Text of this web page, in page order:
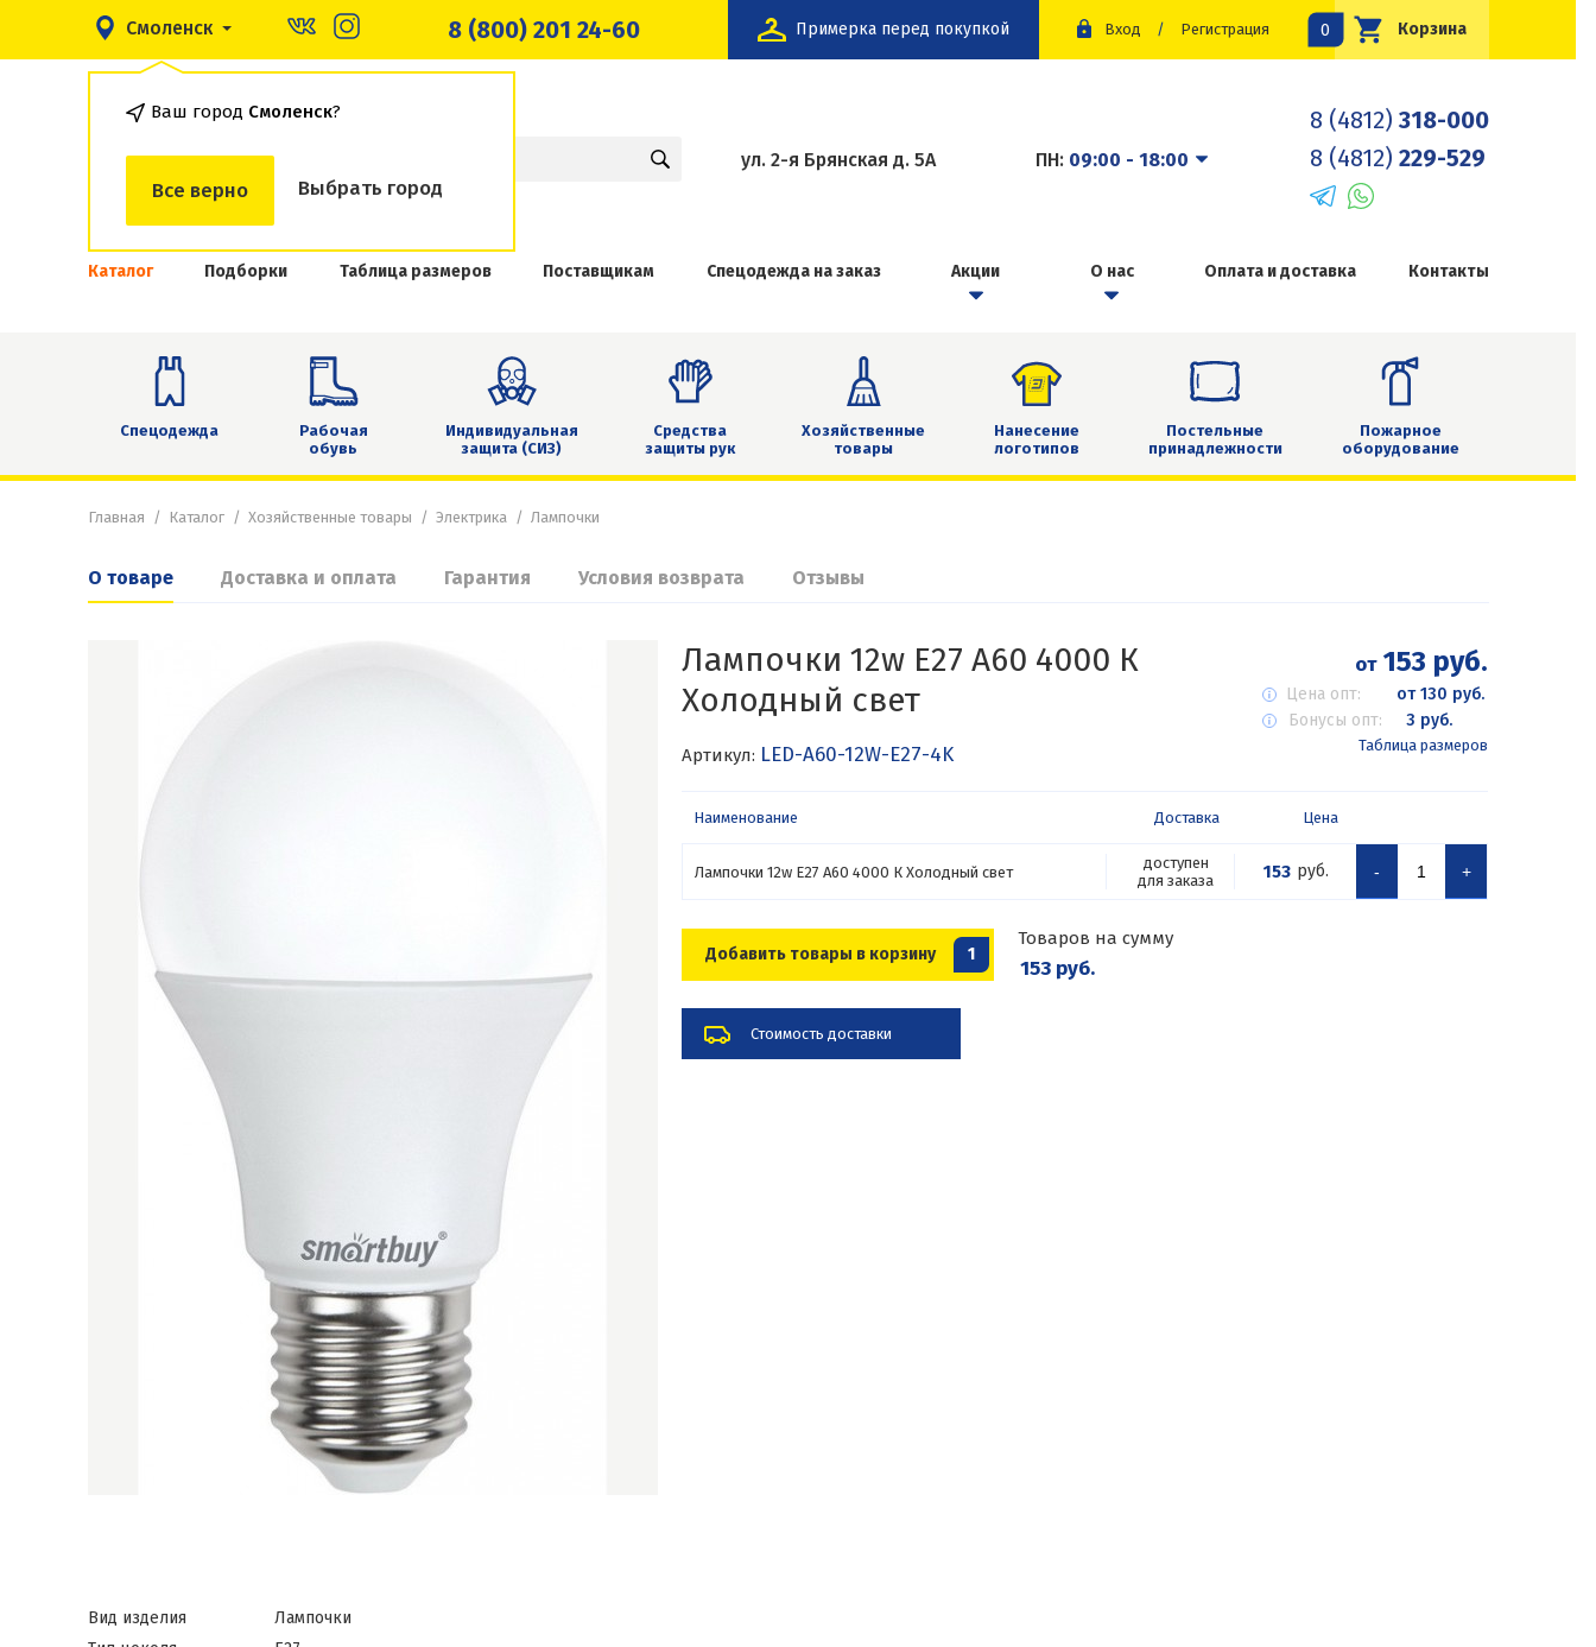
Смоленск
Ваш город Смоленск?
Все верно Выбрать город
8 (800) 201 24-60 Примерка перед покупкой Вход / Регистрация Корзина
0
ул. 2-я Брянская д. 5А ПН: 09:00 - 18:00
8 (4812) 318-000
8 (4812) 229-529
Каталог Подборки Таблица размеров Поставщикам Спецодежда на заказ Акции О нас Оплата и доставка Контакты
Спецодежда
Рабочая
обувь
Индивидуальная
защита (СИЗ)
Средства
защиты рук
Хозяйственные
товары
Нанесение
логотипов
Постельные
принадлежности
Пожарное
оборудование
Главная Каталог Хозяйственные товары Электрика Лампочки
О товаре Доставка и оплата Гарантия Условия возврата Отзывы
Лампочки 12w E27 A60 4000 К
Холодный свет
Артикул: LED-A60-12W-E27-4K
от153 руб.
Цена опт:
от 130 руб.
Бонусы опт:
3 руб.
Таблица размеров
Наименование Доставка Цена
Лампочки 12w E27 A60 4000 К Холодный свет
доступен
для заказа
153 руб. - +
Добавить товары в корзину 1
Товаров на сумму
153 руб.
Стоимость доставки
Вид изделия
Лампочки